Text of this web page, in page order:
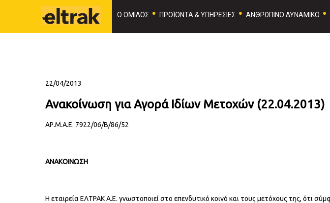
Ο ΟΜΙΛΟΣ ΠΡΟΪΟΝΤΑ & ΥΠΗΡΕΣΙΕΣ ΑΝΘΡΩΠΙΝΟ ΔΥΝΑΜΙΚΟ
22/04/2013
Ανακοίνωση για Αγορά Ιδίων Μετοχών (22.04.2013)
ΑΡ.Μ.Α.Ε. 7922/06/Β/86/52
ΑΝΑΚΟΙΝΩΣΗ
Η εταιρεία ΕΛΤΡΑΚ Α.Ε. γνωστοποιεί στο επενδυτικό κοινό και τους μετόχους της, ότι